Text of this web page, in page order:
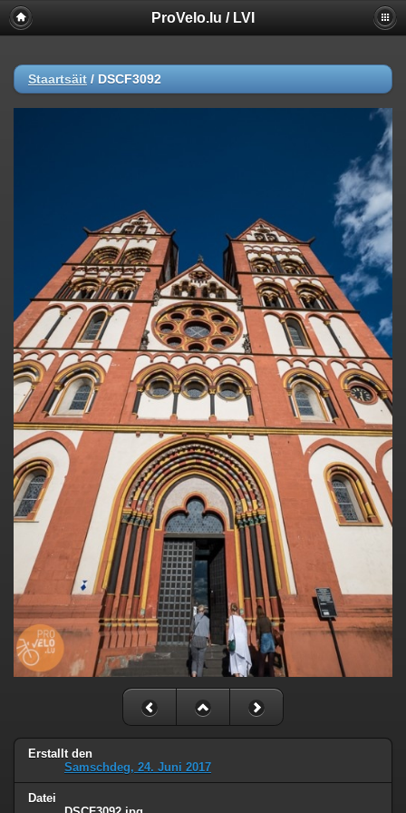
ProVelo.lu / LVI
Staartsäit / DSCF3092
Erstallt den
Samschdeg, 24. Juni 2017
Datei